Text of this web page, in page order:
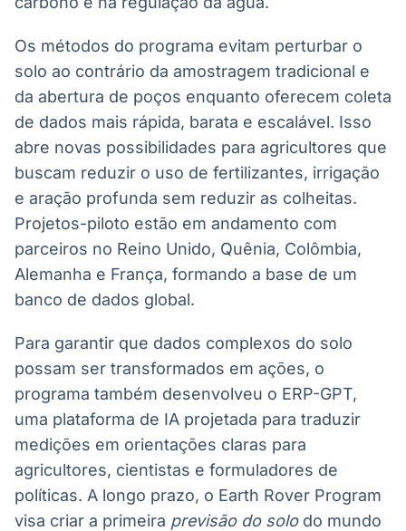
Os métodos do programa evitam perturbar o
solo ao contrário da amostragem tradicional e
da abertura de poços enquanto oferecem coleta
de dados mais rápida, barata e escalável. Isso
abre novas possibilidades para agricultores que
buscam reduzir o uso de fertilizantes, irrigação
e aração profunda sem reduzir as colheitas.
Projetos-piloto estão em andamento com
parceiros no Reino Unido, Quênia, Colômbia,
Alemanha e França, formando a base de um
banco de dados global.
Para garantir que dados complexos do solo
possam ser transformados em ações, o
programa também desenvolveu o ERP-GPT,
uma plataforma de IA projetada para traduzir
medições em orientações claras para
agricultores, cientistas e formuladores de
políticas. A longo prazo, o Earth Rover Program
visa criar a primeira previsão do solodo mundo